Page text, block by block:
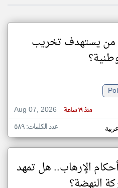
يستهدف تخريب
Aug 07, 2026
منذ ١٩ ساعة
عدد الكلمات: ٥٨٩
الإرهاب.. هل تمهد
النهضة؟